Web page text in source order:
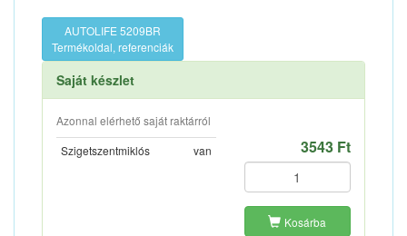
AUTOLIFE 5209BR
Termékoldal, referenciák
Saját készlet
Azonnal elérhető saját raktárról
Szigetszentmiklós
van 3543 Ft
Kosárba